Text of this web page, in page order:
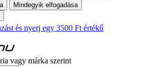
Mindegyik elfogadása
és nyerj egy 3500 Ft értékű
vagy márka szerint